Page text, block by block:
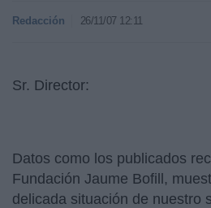
Redacción 26/11/07 12:11
Sr. Director:
Datos como los publicados
Fundación Jaume Bofill,
delicada situación de nuestro